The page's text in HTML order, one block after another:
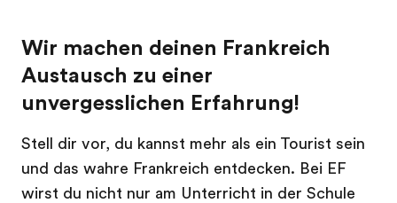
Wir machen deinen Frankreich
Austausch zu einer
unvergesslichen Erfahrung!
Stell dir vor, du kannst mehr als ein Tourist sein
und das wahre Frankreich entdecken. Bei EF
wirst du nicht nur am Unterricht in der Schule